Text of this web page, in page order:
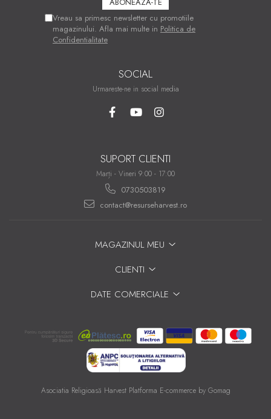
Vreau sa primesc newsletter cu promotiile
magazinului. Afla mai multe in Politica de
Confidentialitate
SOCIAL
Urmareste-ne in social media
SUPORT CLIENTI
Marți - Vineri 9:00 - 17:00
0730503819
contact@resurseharvest.ro
MAGAZINUL MEU
CLIENTI
DATE COMERCIALE
Asociatia Religioasă Harvest Platforma E-commerce by Gomag